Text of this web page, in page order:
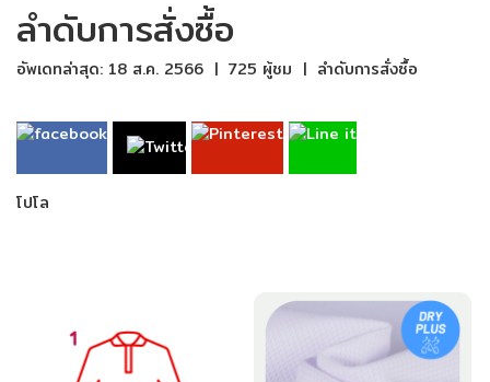
ลำดับการสั่งซื้อ
อัพเดทล่าสุด: 18 ส.ค. 2566 | 725 ผู้ชม | ลำดับการสั่งซื้อ
โปโล